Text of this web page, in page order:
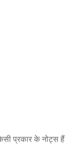
प्रकार के नोट्स हैं